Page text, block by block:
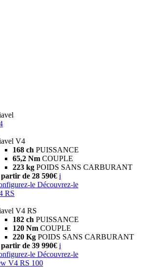
V4
168 ch PUISSANCE
65,2 Nm COUPLE
223 kg POIDS SANS CARBURANT
de 28 590€ i
le Découvrez-le
RS
V4 RS
182 ch PUISSANCE
120 Nm COUPLE
220 Kg POIDS SANS CARBURANT
de 39 990€ i
le Découvrez-le
V4 RS 100